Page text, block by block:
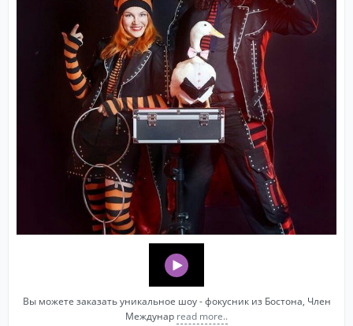
Вы можете заказать уникальное шоу - фокусник из Бостона, Член
Междунар read more..